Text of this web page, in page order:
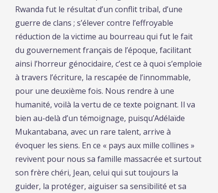
Rwanda fut le résultat d’un conflit tribal, d’une
guerre de clans ; s’élever contre l’effroyable
réduction de la victime au bourreau qui fut le fait
du gouvernement français de l’époque, facilitant
ainsi l’horreur génocidaire, c’est ce à quoi s’emploie
à travers l’écriture, la rescapée de l’innommable,
pour une deuxième fois. Nous rendre à une
humanité, voilà la vertu de ce texte poignant. Il va
bien au-delà d’un témoignage, puisqu’Adélaïde
Mukantabana, avec un rare talent, arrive à
évoquer les siens. En ce « pays aux mille collines »
revivent pour nous sa famille massacrée et surtout
son frère chéri, Jean, celui qui sut toujours la
guider, la protéger, aiguiser sa sensibilité et sa